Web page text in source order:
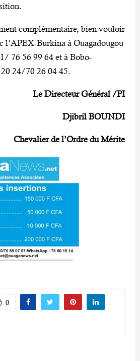
complémentaire, bien vouloir
l’APEX-Burkina à Ouagadougou
76 56 99 64 et à Bobo-
24/70 26 04 45.
Le Directeur Général /PI
Djibril BOUNDI
Chevalier de l’Ordre du Mérite
0